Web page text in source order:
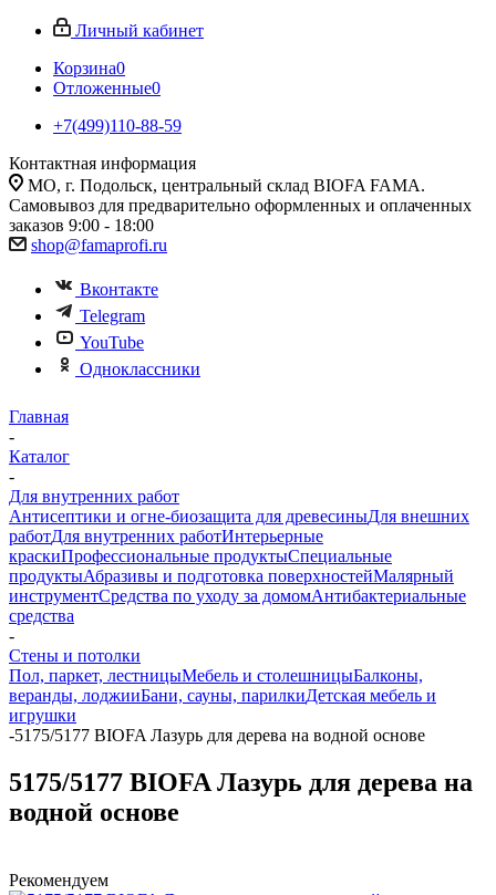
Личный кабинет
Корзина0
Отложенные0
+7(499)110-88-59
Контактная информация
МО, г. Подольск, центральный склад BIOFA FAMA.
Самовывоз для предварительно оформленных и оплаченных
заказов 9:00 - 18:00
shop@famaprofi.ru
Вконтакте
Telegram
YouTube
Одноклассники
Главная
-
Каталог
-
Для внутренних работ
Антисептики и огне-биозащита для древесиныДля внешних
работДля внутренних работИнтерьерные
краскиПрофессиональные продуктыСпециальные
продуктыАбразивы и подготовка поверхностейМалярный
инструментСредства по уходу за домомАнтибактериальные
средства
-
Стены и потолки
Пол, паркет, лестницыМебель и столешницыБалконы,
веранды, лоджииБани, сауны, парилкиДетская мебель и
игрушки
-5175/5177 BIOFA Лазурь для дерева на водной основе
5175/5177 BIOFA Лазурь для дерева на
водной основе
Рекомендуем